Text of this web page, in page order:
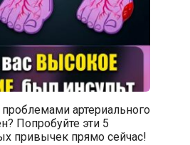
проблемами артериального
Попробуйте эти 5
привычек прямо сейчас!